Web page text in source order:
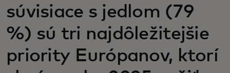
súvisiace s jedlom (79
%) sú tri najdôležitejšie
priority Európanov, ktorí